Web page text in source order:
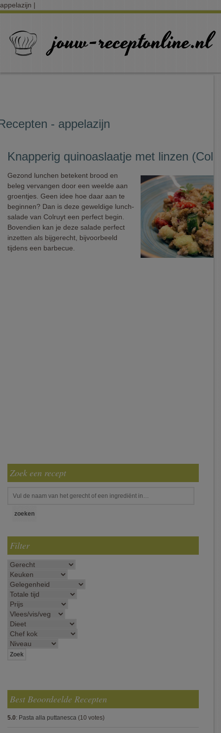
appelazijn |
- appelazijn
Knapperig quinoaslaatje met linzen
Gezond lunchen betekent brood en
beleg vervangen door een weelde aan
groentjes. Geen idee hoe daar aan te
beginnen? Dan is deze geweldige lunch-
salade van Colruyt een perfect begin.
Bovendien kan je deze salade perfect
inzetten als bijgerecht, bijvoorbeeld
tijdens een barbecue.
Zoek een recept
Filter
Best Beoordeelde Recepten
5.0: Pasta alla puttanesca (10 votes)